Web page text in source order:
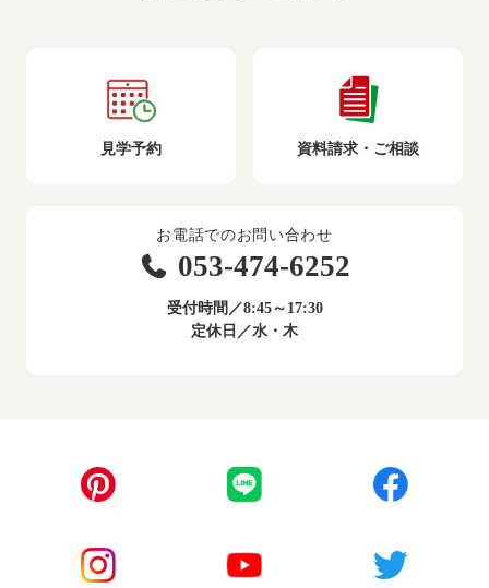
見学予約 資料請求・ご相談
お電話でのお問い合わせ
053-474-6252
受付時間／8:45～17:30
定休日／水・木